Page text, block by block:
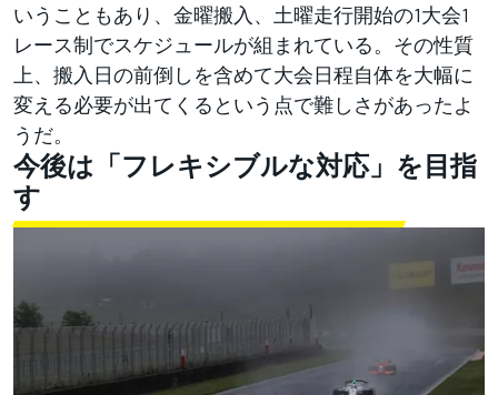
いうこともあり、金曜搬入、土曜走行開始の1大会1
レース制でスケジュールが組まれている。その性質
上、搬入日の前倒しを含めて大会日程自体を大幅に
変える必要が出てくるという点で難しさがあったよ
うだ。
今後は「フレキシブルな対応」を目指
す